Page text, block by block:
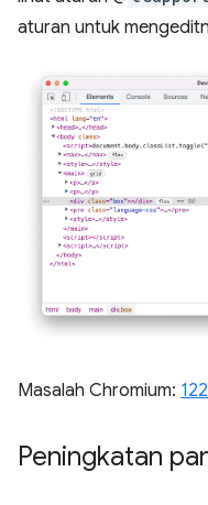
aturan untuk
Masalah Chromium:
Peningkatan